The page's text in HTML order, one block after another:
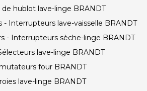
de hublot lave-linge BRANDT
- Interrupteurs lave-vaisselle BRANDT
- Interrupteurs sèche-linge BRANDT
lave-linge BRANDT
four BRANDT
lave-linge BRANDT